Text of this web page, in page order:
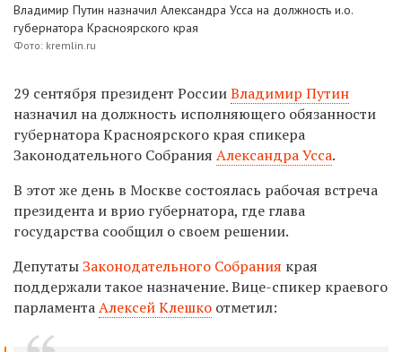
Владимир Путин назначил Александра Усса на должность и.о.
губернатора Красноярского края
Фото: kremlin.ru
29 сентября президент РоссииВладимир Путин
назначил на должность исполняющего обязанности
губернатора Красноярского края спикера
Законодательного Собрания Александра Усса.
В этот же день в Москве состоялась рабочая встреча
президента и врио губернатора, где глава
государства сообщил о своем решении.
ДепутатыЗаконодательного Собрания края
поддержали такое назначение. Вице-спикер краевого
парламентаАлексей Клешко отметил: